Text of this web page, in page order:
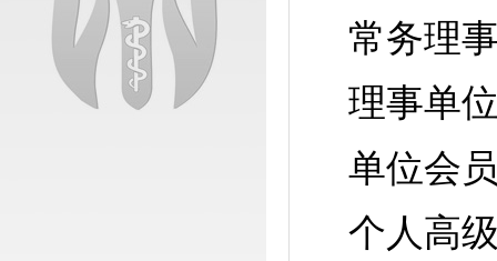
常务理
理事单
单位会
个人高